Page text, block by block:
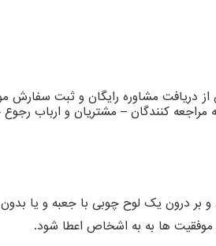
دریافت مشاوره رایگان و ثبت
کنندگان – مشتریان و ارباب
درون یک لوح چوبی با جعبه و یا بدون
موفقیت ها به به اشخاص اعطا شود.